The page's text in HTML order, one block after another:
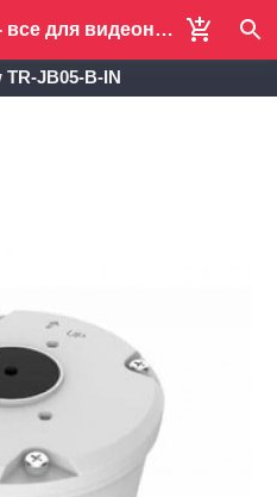
АБСОЛЮТ-МАРКЕТ - все для видеонаблюдения и систем безопасности
JB05-B-IN